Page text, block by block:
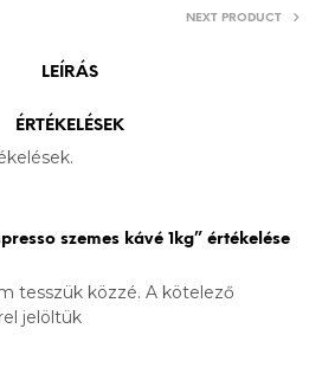
NEXT PRODUCT
LEÍRÁS
ÉRTÉKELÉSEK
szemes kávé 1kg” értékelése
tesszük közzé. A kötelező
jelöltük